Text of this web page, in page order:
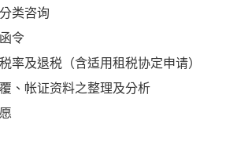
类咨询
令
率及退税（含适用租税协定申请）
、帐证资料之整理及分析